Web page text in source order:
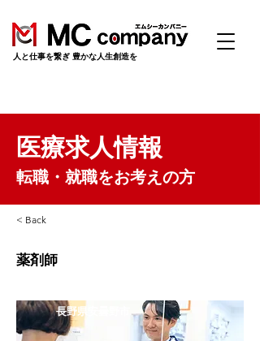
​人と仕事を繋ぎ 豊かな人生創造を
医療求人情報
転職・就職をお考えの方
< Back
薬剤師
長野県安曇野市